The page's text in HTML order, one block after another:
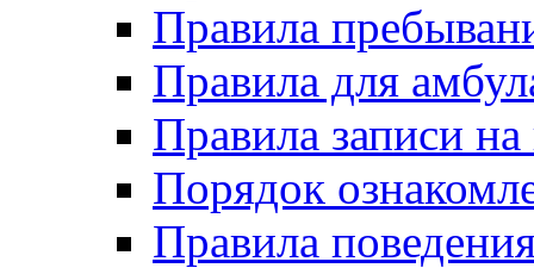
Правила
Правила для
Правила записи
Порядок
Правила